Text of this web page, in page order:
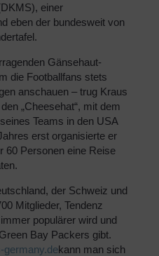
einer
eben der bundesweit von
Gänsehaut-
die Footballfans stets
anschauen – trug Kraus
„Cheesehat“, mit dem
Teams in den USA
erst organisierte er
60 Personen eine Reise
der Schweiz und
Mitglieder, Tendenz
populärer wird und
Bay Packers gibt.
germany.dekann man sich